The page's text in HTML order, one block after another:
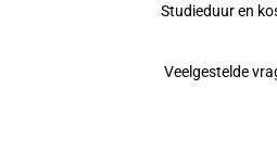
Studieduur en
Veelgestelde